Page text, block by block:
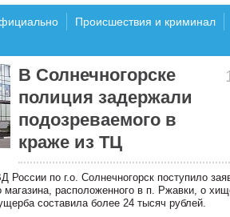
Происшествия и криминал
В Солнечногорске
полиция задержали
подозреваемого в
краже из ТЦ
по г.о. Солнечногорск поступило
магазина, расположенного в п. Ржавки, о
составила более 24 тысяч рублей.